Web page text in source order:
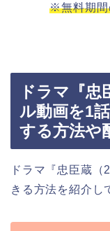
※無料期間
ドラマ『
ル動画を1
する方法や
ドラマ『忠臣蔵
きる方法を紹介し